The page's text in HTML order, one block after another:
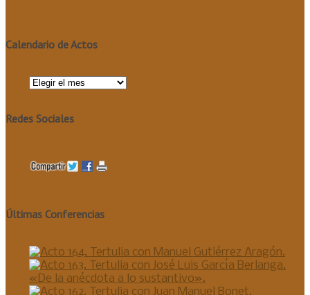
Calendario de Actos
Calendario
Redes Sociales
Últimas Conferencias